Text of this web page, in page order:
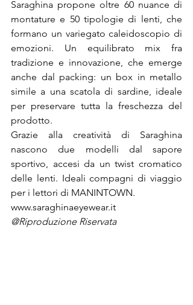
Saraghina propone oltre 60 nuance di
montature e 50 tipologie di lenti, che
formano un variegato caleidoscopio di
emozioni. Un equilibrato mix fra
tradizione e innovazione, che emerge
anche dal packing: un box in metallo
simile a una scatola di sardine, ideale
per preservare tutta la freschezza del
prodotto.
Grazie alla creatività di Saraghina
nascono due modelli dal sapore
sportivo, accesi da un twist cromatico
delle lenti. Ideali compagni di viaggio
per i lettori di MANINTOWN.
www.saraghinaeyewear.it
@Riproduzione Riservata